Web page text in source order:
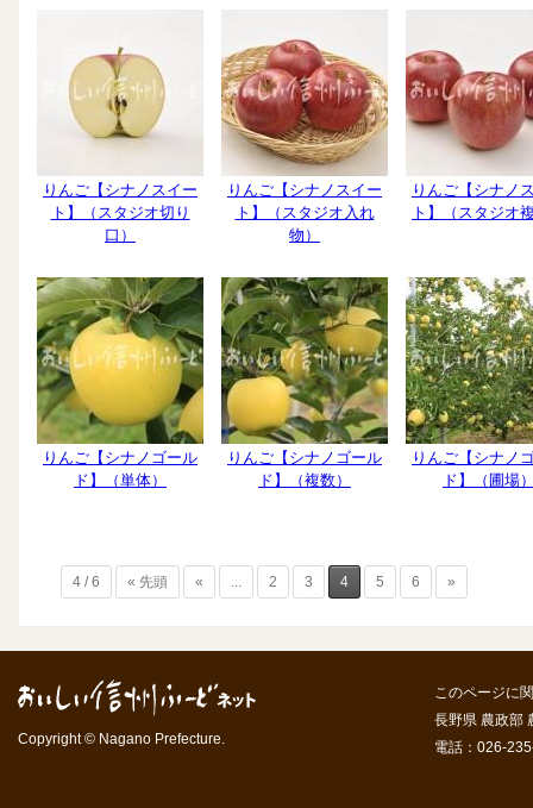
りんご【シナノスイー
ト】（スタジオ切り
口）
りんご【シナノスイー
ト】（スタジオ入れ
物）
りんご【シナノ
ト】（スタジオ
りんご【シナノゴール
ド】（単体）
りんご【シナノゴール
ド】（複数）
りんご【シナノ
ド】（圃場
4 / 6 « 先頭 « ... 2 3 4 5 6 »
Copyright © Nagano Prefecture.
このページに
長野県 農政部
電話：026-